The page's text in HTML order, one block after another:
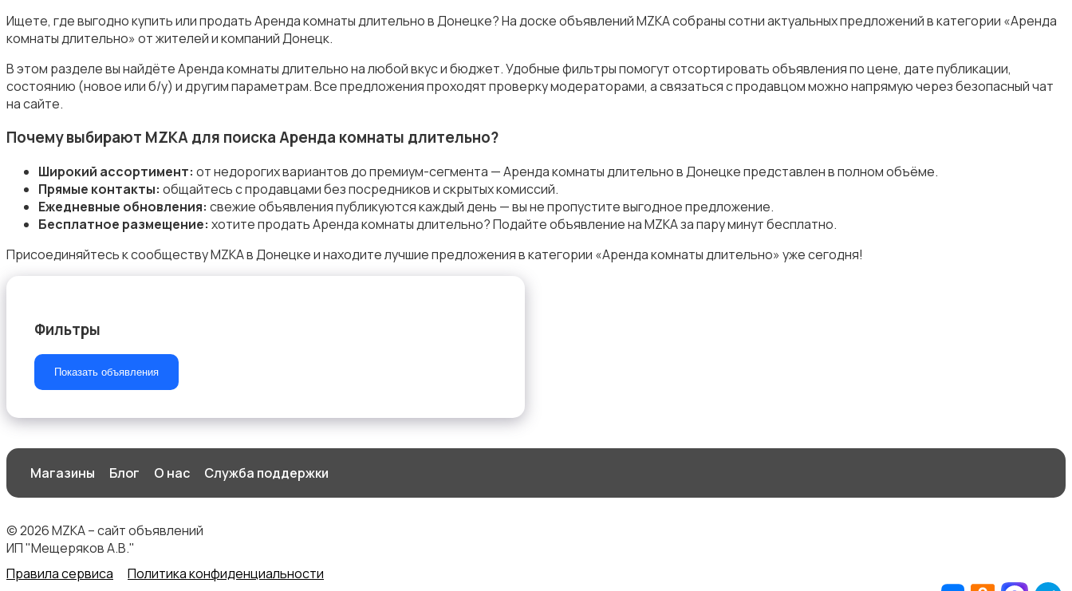
Ищете, где выгодно купить или продать Аренда комнаты длительно в Донецке? На доске объявлений MZKA собраны сотни актуальных предложений в категории «Аренда
комнаты длительно» от жителей и компаний Донецк.
В этом разделе вы найдёте Аренда комнаты длительно на любой вкус и бюджет. Удобные фильтры помогут отсортировать объявления по цене, дате публикации,
состоянию (новое или б/у) и другим параметрам. Все предложения проходят проверку модераторами, а связаться с продавцом можно напрямую через безопасный чат
на сайте.
Почему выбирают MZKA для поиска Аренда комнаты длительно?
Широкий ассортимент: от недорогих вариантов до премиум-сегмента — Аренда комнаты длительно в Донецке представлен в полном объёме.
Прямые контакты: общайтесь с продавцами без посредников и скрытых комиссий.
Ежедневные обновления: свежие объявления публикуются каждый день — вы не пропустите выгодное предложение.
Бесплатное размещение: хотите продать Аренда комнаты длительно? Подайте объявление на MZKA за пару минут бесплатно.
Присоединяйтесь к сообществу MZKA в Донецке и находите лучшие предложения в категории «Аренда комнаты длительно» уже сегодня!
Фильтры
Показать объявления
Магазины Блог О нас Служба поддержки
© 2026 MZKA – сайт объявлений
ИП "Мещеряков А.В."
Правила сервиса
Политика конфиденциальности